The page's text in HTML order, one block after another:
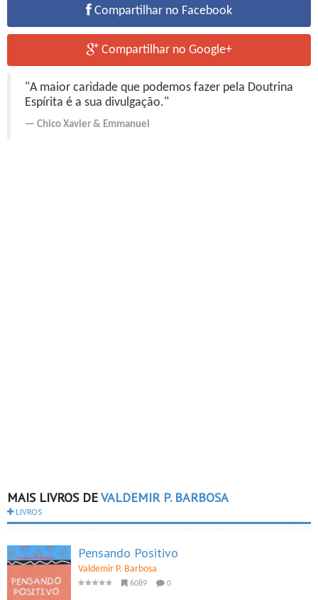
Compartilhar no Facebook
Compartilhar no Google+
"A maior caridade que podemos fazer pela Doutrina
Espírita é a sua divulgação."
Chico Xavier & Emmanuel
MAIS LIVROS DEVALDEMIR P. BARBOSA
LIVROS
Pensando Positivo
Valdemir P. Barbosa
6089 0